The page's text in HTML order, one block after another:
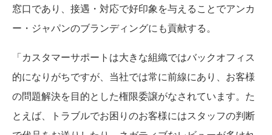
窓口であり、接遇・対応で好印象を与えることでアンカ
ー・ジャパンのブランディングにも貢献する。
「カスタマーサポートは大きな組織ではバックオフィス
的になりがちですが、当社では常に前線にあり、お客様
の問題解決を目的とした権限委譲がなされています。た
とえば、トラブルでお困りのお客様にはスタッフの判断